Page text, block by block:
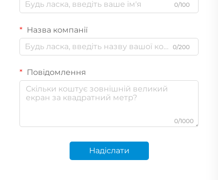
0/100
Назва компанії
0/200
Повідомлення
0/1000
Надіслати